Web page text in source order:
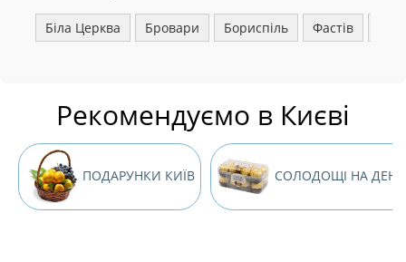
Біла Церква Бровари Бориспіль Фастів
Рекомендуємо в Києві
ПОДАРУНКИ КИЇВ СОЛОДОЩІ НА